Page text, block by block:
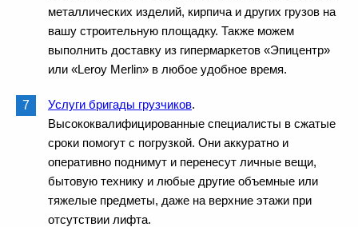
металлических изделий, кирпича и других грузов на
вашу строительную площадку. Также можем
выполнить доставку из гипермаркетов «Эпицентр»
или «Leroy Merlin» в любое удобное время.
Услуги бригады грузчиков.
Высококвалифицированные специалисты в сжатые
сроки помогут с погрузкой. Они аккуратно и
оперативно поднимут и перенесут личные вещи,
бытовую технику и любые другие объемные или
тяжелые предметы, даже на верхние этажи при
отсутствии лифта.